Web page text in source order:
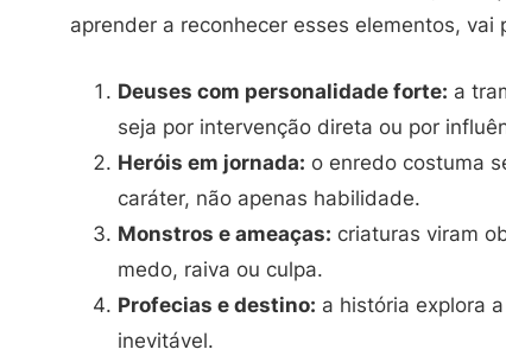
aprender a reconhecer esses elementos,
Deuses com personalidade forte: a
seja por intervenção direta ou por
Heróis em jornada: o enredo costuma
caráter, não apenas habilidade.
Monstros e ameaças: criaturas viram
medo, raiva ou culpa.
Profecias e destino: a história explora
inevitável.